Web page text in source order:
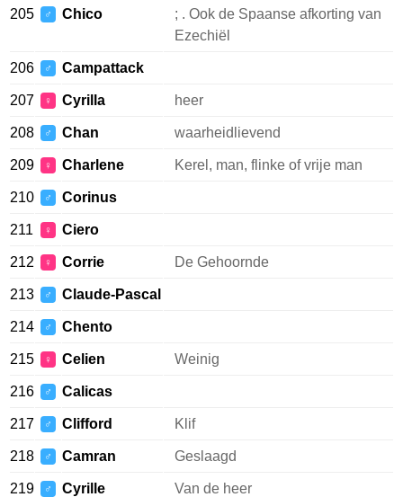
205 ♂ Chico
; . Ook de Spaanse afkorting van
Ezechiël
206 ♂ Campattack
207 ♀ Cyrilla heer
208 ♂ Chan waarheidlievend
209 ♀ Charlene Kerel, man, flinke of vrije man
210 ♂ Corinus
211 ♀ Ciero
212 ♀ Corrie De Gehoornde
213 ♂ Claude-Pascal
214 ♂ Chento
215 ♀ Celien Weinig
216 ♂ Calicas
217 ♂ Clifford Klif
218 ♂ Camran Geslaagd
219 ♂ Cyrille Van de heer